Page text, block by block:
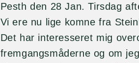
Pesth den 28 Jan. Tirsdag
Vi ere nu lige komne fra
Det har interesseret mig
fremgangsmåderne og om